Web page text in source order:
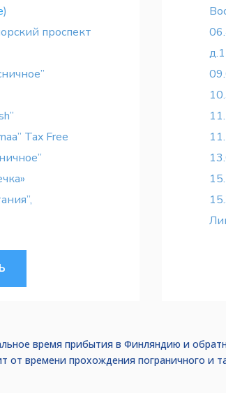
)
проспект
Tax Free
время прибытия в Финляндию и
от времени прохождения пограничного и